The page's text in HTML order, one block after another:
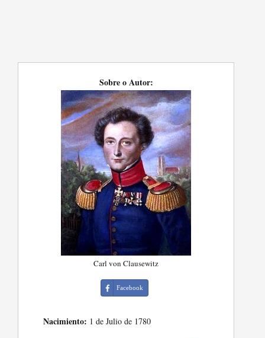
Sobre o Autor:
Carl von Clausewitz
Facebook
Nacimiento: 1 de Julio de 1780